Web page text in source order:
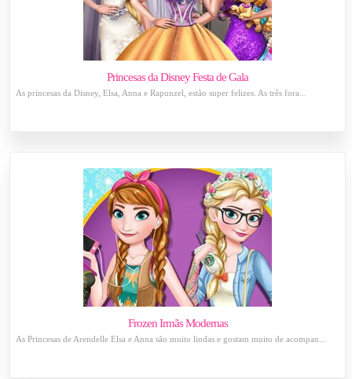
Princesas da Disney Festa de Gala
As princesas da Disney, Elsa, Anna e Rapunzel, estão super felizes. As três fora...
Frozen Irmãs Modernas
As Princesas de Arendelle Elsa e Anna são muito lindas e gostam muito de acompan...